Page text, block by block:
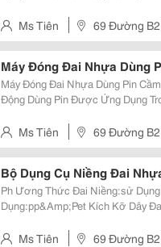
Cầm Tay Model: Wp-20.
Ms Tiên 69 Đường B2
Máy Đóng Đai Nhựa Dùng
Máy Đóng Đai Nhựa Dùng Pin
Động Dùng Pin Được Ứng Dụng
Lượng Sản Phẩm. Thông
Ms Tiên 69 Đường B2
Bộ Dụng Cụ Niềng Đai
Ph Ương Thức Đai Niềng:sử Dụng Tay Kẹp
Dụng:pp&Amp;Pet Kích Kỡ Dây Đai Sử Dụng : 9-15Mm Khi Cần Thêm Thông
Đường B2, Kcn Tân Bình,
Ms Tiên 69 Đường B2